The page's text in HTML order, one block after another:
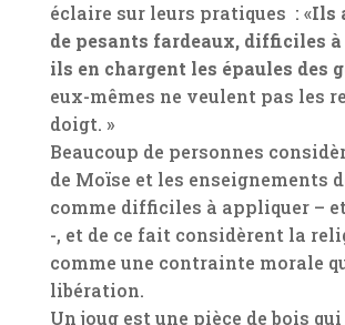
éclaire sur leurs pratiques : «Ils
de pesants fardeaux, difficiles à
ils en chargent les épaules des
eux-mêmes ne veulent pas les
doigt. »
Beaucoup de personnes
de Moïse et les enseignements
comme difficiles à appliquer –
-, et de ce fait considèrent la
comme une contrainte morale
libération.
Un joug est une pièce de bois